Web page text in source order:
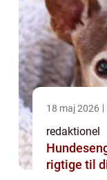
18 maj 2026
redaktionel
rigtige til